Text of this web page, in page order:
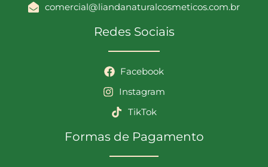
comercial@liandanaturalcosmeticos.com.br
Redes Sociais
Facebook
Instagram
TikTok
Formas de Pagamento